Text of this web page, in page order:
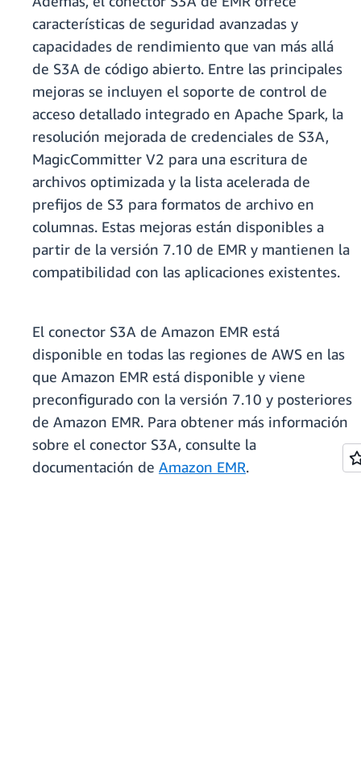
características de seguridad avanzadas y
capacidades de rendimiento que van más allá
de S3A de código abierto. Entre las principales
mejoras se incluyen el soporte de control de
acceso detallado integrado en Apache Spark, la
resolución mejorada de credenciales de S3A,
MagicCommitter V2 para una escritura de
archivos optimizada y la lista acelerada de
prefijos de S3 para formatos de archivo en
columnas. Estas mejoras están disponibles a
partir de la versión 7.10 de EMR y mantienen la
compatibilidad con las aplicaciones existentes.
El conector S3A de Amazon EMR está
disponible en todas las regiones de AWS en las
que Amazon EMR está disponible y viene
preconfigurado con la versión 7.10 y posteriores
de Amazon EMR. Para obtener más información
sobre el conector S3A, consulte la
documentación de Amazon EMR.